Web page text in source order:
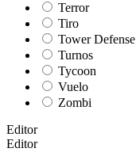
Terror
Tiro
Tower Defense
Turnos
Tycoon
Vuelo
Zombi
Editor
Editor